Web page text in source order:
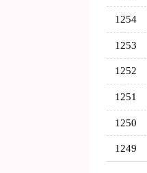
1254
1253
1252
1251
1250
1249